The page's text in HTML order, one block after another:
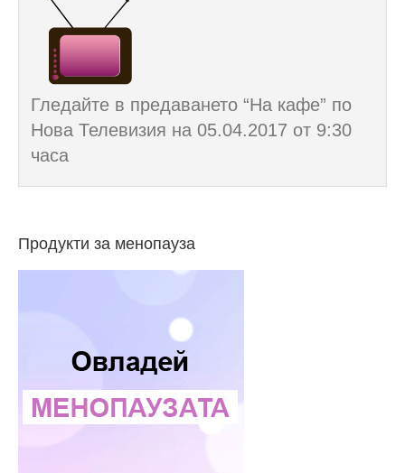
Гледайте в предаването “На кафе” по
Нова Телевизия на 05.04.2017 от 9:30
часа
Продукти за менопауза